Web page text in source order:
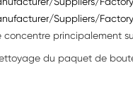
Suppliers/
principalement
du paquet de